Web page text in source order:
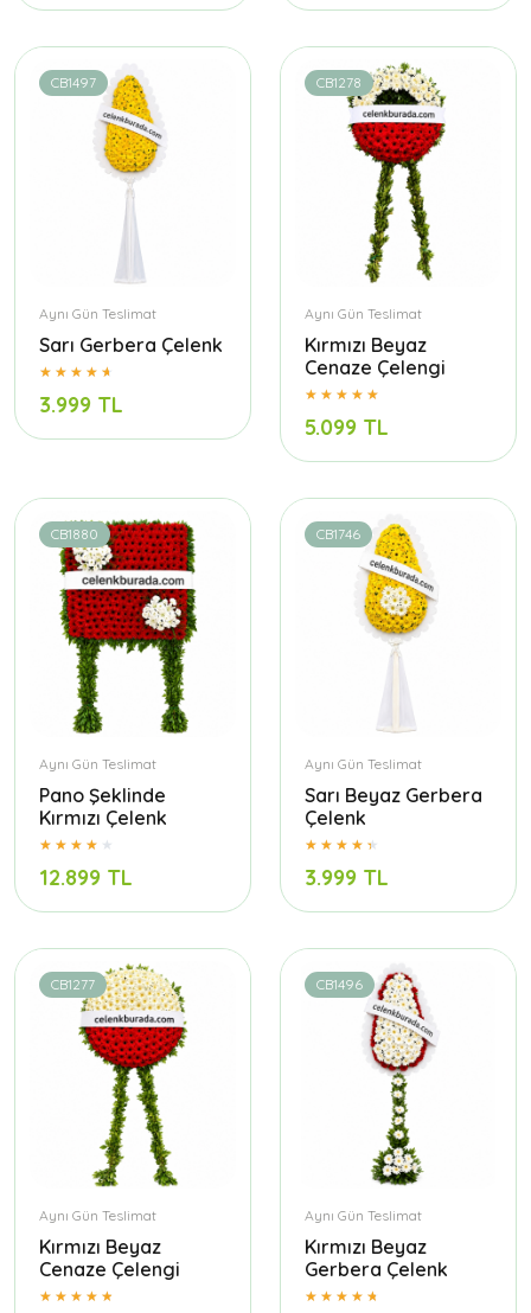
CB1497
Aynı Gün Teslimat
Sarı Gerbera Çelenk
3.999 TL
CB1278
Aynı Gün Teslimat
Kırmızı Beyaz
Cenaze Çelengi
5.099 TL
CB1880
Aynı Gün Teslimat
Pano Şeklinde
Kırmızı Çelenk
12.899 TL
CB1746
Aynı Gün Teslimat
Sarı Beyaz Gerbera
Çelenk
3.999 TL
CB1277
Aynı Gün Teslimat
Kırmızı Beyaz
Cenaze Çelengi
CB1496
Aynı Gün Teslimat
Kırmızı Beyaz
Gerbera Çelenk